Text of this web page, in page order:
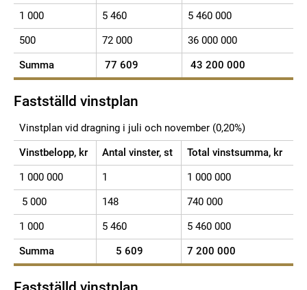
1 000
5 460
5 460 000
500
72 000
36 000 000
Summa
77 609 43 200 000
Fastställd vinstplan
Vinstplan vid dragning i juli och november (0,20%)
Vinstbelopp, kr
Antal vinster, st
Total vinstsumma, kr
1 000 000
1
1 000 000
5 000
148
740 000
1 000
5 460
5 460 000
Summa
5 609 7 200 000